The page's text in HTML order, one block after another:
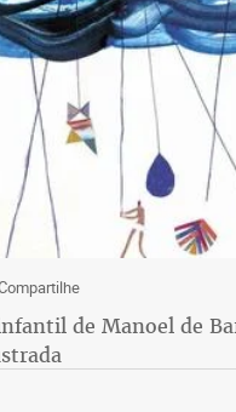
de Manoel de